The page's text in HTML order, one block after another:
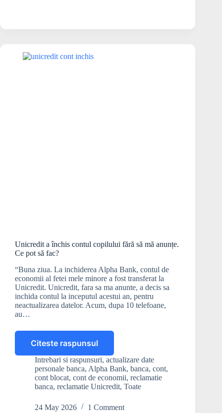
Unicredit a închis contul copilului fără să mă anunțe.
Ce pot să fac?
“Buna ziua. La inchiderea Alpha Bank, contul de
economii al fetei mele minore a fost transferat la
Unicredit. Unicredit, fara sa ma anunte, a decis sa
inchida contul la inceputul acestui an, pentru
neactualizarea datelor. Acum, dupa 10 telefoane,
au…
Citeste raspunsul
Unicredit
a
închis
contul
copilului
să
Intrebari si raspunsuri, actualizare date
personale banca, Alpha Bank, banca, cont,
cont blocat, cont de economii, reclamatie
banca, reclamatie Unicredit, Toate
24 May 2026 1 Comment